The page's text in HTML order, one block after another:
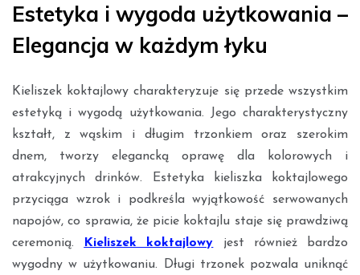
Estetyka i wygoda użytkowania –
Elegancja w każdym łyku
Kieliszek koktajlowy charakteryzuje się przede wszystkim
estetyką i wygodą użytkowania. Jego charakterystyczny
kształt, z wąskim i długim trzonkiem oraz szerokim
dnem, tworzy elegancką oprawę dla kolorowych i
atrakcyjnych drinków. Estetyka kieliszka koktajlowego
przyciąga wzrok i podkreśla wyjątkowość serwowanych
napojów, co sprawia, że picie koktajlu staje się prawdziwą
ceremonią.
Kieliszek koktajlowy jest również bardzo
wygodny w użytkowaniu. Długi trzonek pozwala uniknąć